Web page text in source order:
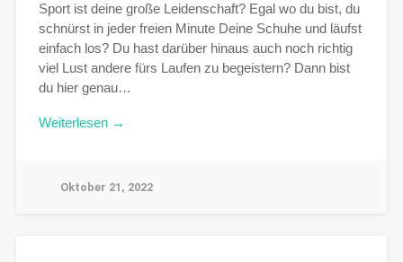
Sport ist deine große Leidenschaft? Egal wo du bist, du
schnürst in jeder freien Minute Deine Schuhe und läufst
einfach los? Du hast darüber hinaus auch noch richtig
viel Lust andere fürs Laufen zu begeistern? Dann bist
du hier genau…
Weiterlesen →
Oktober 21, 2022